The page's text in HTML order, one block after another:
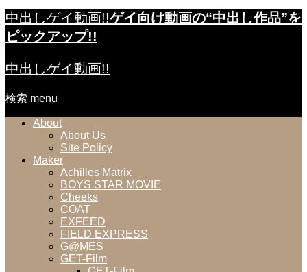
中出しゲイ動画!!ゲイ向け動画の“中出し作品”を
ピックアップ!!
中出しゲイ動画!!
検索 menu
About
About Us
Site Policy
Maker
Achilles Matrix
BOYS STAR MOVIE
Cheeks
COAT
EXFEED
FIELD EXPRESS
G@MES
GET-Film